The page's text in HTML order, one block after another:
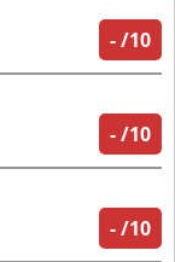
-/10
-/10
-/10